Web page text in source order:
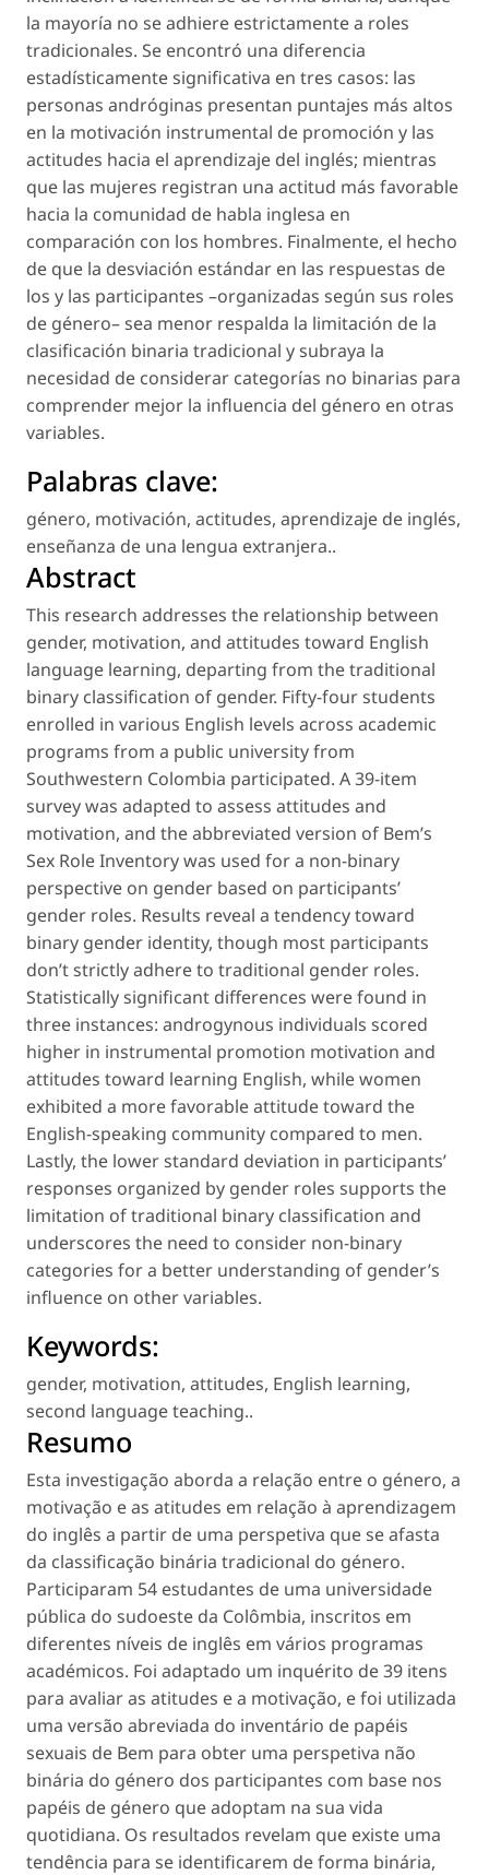
la mayoría no se adhiere estrictamente a roles
tradicionales. Se encontró una diferencia
estadísticamente significativa en tres casos: las
personas andróginas presentan puntajes más altos
en la motivación instrumental de promoción y las
actitudes hacia el aprendizaje del inglés; mientras
que las mujeres registran una actitud más favorable
hacia la comunidad de habla inglesa en
comparación con los hombres. Finalmente, el hecho
de que la desviación estándar en las respuestas de
los y las participantes –organizadas según sus roles
de género– sea menor respalda la limitación de la
clasificación binaria tradicional y subraya la
necesidad de considerar categorías no binarias para
comprender mejor la influencia del género en otras
variables.
Palabras clave:
género, motivación, actitudes, aprendizaje de inglés,
enseñanza de una lengua extranjera..
Abstract
This research addresses the relationship between
gender, motivation, and attitudes toward English
language learning, departing from the traditional
binary classification of gender. Fifty-four students
enrolled in various English levels across academic
programs from a public university from
Southwestern Colombia participated. A 39-item
survey was adapted to assess attitudes and
motivation, and the abbreviated version of Bem’s
Sex Role Inventory was used for a non-binary
perspective on gender based on participants’
gender roles. Results reveal a tendency toward
binary gender identity, though most participants
don’t strictly adhere to traditional gender roles.
Statistically significant differences were found in
three instances: androgynous individuals scored
higher in instrumental promotion motivation and
attitudes toward learning English, while women
exhibited a more favorable attitude toward the
English-speaking community compared to men.
Lastly, the lower standard deviation in participants’
responses organized by gender roles supports the
limitation of traditional binary classification and
underscores the need to consider non-binary
categories for a better understanding of gender’s
influence on other variables.
Keywords:
gender, motivation, attitudes, English learning,
second language teaching..
Resumo
Esta investigação aborda a relação entre o género, a
motivação e as atitudes em relação à aprendizagem
do inglês a partir de uma perspetiva que se afasta
da classificação binária tradicional do género.
Participaram 54 estudantes de uma universidade
pública do sudoeste da Colômbia, inscritos em
diferentes níveis de inglês em vários programas
académicos. Foi adaptado um inquérito de 39 itens
para avaliar as atitudes e a motivação, e foi utilizada
uma versão abreviada do inventário de papéis
sexuais de Bem para obter uma perspetiva não
binária do género dos participantes com base nos
papéis de género que adoptam na sua vida
quotidiana. Os resultados revelam que existe uma
tendência para se identificarem de forma binária,